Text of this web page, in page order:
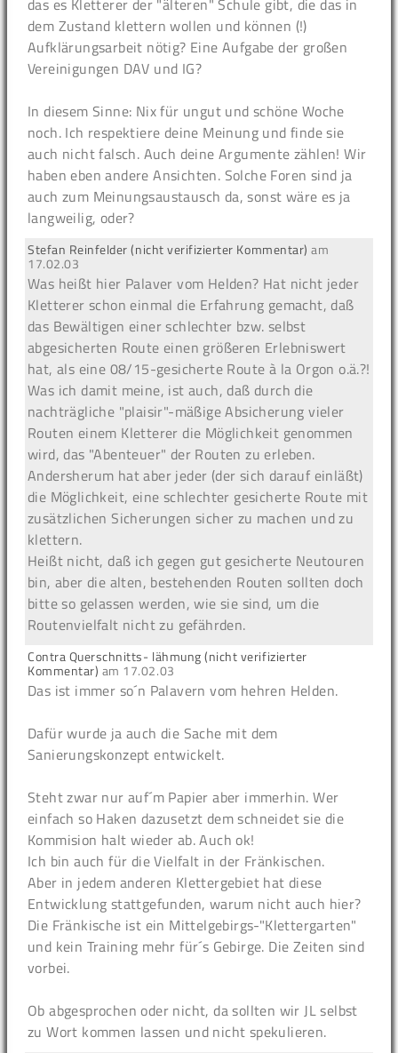
das es Kletterer der "älteren" Schule gibt, die das in
dem Zustand klettern wollen und können (!)
Aufklärungsarbeit nötig? Eine Aufgabe der großen
Vereinigungen DAV und IG?
In diesem Sinne: Nix für ungut und schöne Woche
noch. Ich respektiere deine Meinung und finde sie
auch nicht falsch. Auch deine Argumente zählen! Wir
haben eben andere Ansichten. Solche Foren sind ja
auch zum Meinungsaustausch da, sonst wäre es ja
langweilig, oder?
Stefan Reinfelder (nicht verifizierter Kommentar) am
17.02.03
Was heißt hier Palaver vom Helden? Hat nicht jeder
Kletterer schon einmal die Erfahrung gemacht, daß
das Bewältigen einer schlechter bzw. selbst
abgesicherten Route einen größeren Erlebniswert
hat, als eine 08/15-gesicherte Route à la Orgon o.ä.?!
Was ich damit meine, ist auch, daß durch die
nachträgliche "plaisir"-mäßige Absicherung vieler
Routen einem Kletterer die Möglichkeit genommen
wird, das "Abenteuer" der Routen zu erleben.
Andersherum hat aber jeder (der sich darauf einläßt)
die Möglichkeit, eine schlechter gesicherte Route mit
zusätzlichen Sicherungen sicher zu machen und zu
klettern.
Heißt nicht, daß ich gegen gut gesicherte Neutouren
bin, aber die alten, bestehenden Routen sollten doch
bitte so gelassen werden, wie sie sind, um die
Routenvielfalt nicht zu gefährden.
Contra Querschnitts- lähmung (nicht verifizierter
Kommentar) am 17.02.03
Das ist immer so´n Palavern vom hehren Helden.
Dafür wurde ja auch die Sache mit dem
Sanierungskonzept entwickelt.
Steht zwar nur auf´m Papier aber immerhin. Wer
einfach so Haken dazusetzt dem schneidet sie die
Kommision halt wieder ab. Auch ok!
Ich bin auch für die Vielfalt in der Fränkischen.
Aber in jedem anderen Klettergebiet hat diese
Entwicklung stattgefunden, warum nicht auch hier?
Die Fränkische ist ein Mittelgebirgs-"Klettergarten"
und kein Training mehr für´s Gebirge. Die Zeiten sind
vorbei.
Ob abgesprochen oder nicht, da sollten wir JL selbst
zu Wort kommen lassen und nicht spekulieren.